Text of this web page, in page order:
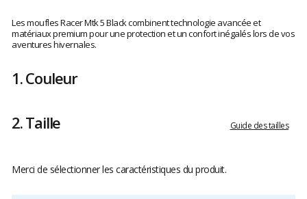
avis
clients
Les moufles Racer Mtk 5 Black combinent technologie avancée et
matériaux premium pour une protection et un confort inégalés lors de vos
aventures hivernales.
1.Couleur
2.Taille Guide des tailles
Merci de sélectionner les caractéristiques du produit.